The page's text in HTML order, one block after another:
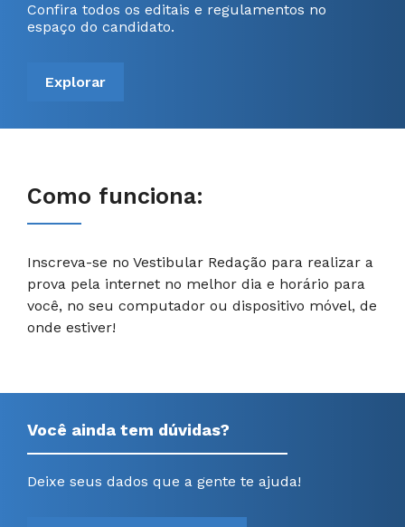
Confira todos os editais e regulamentos no
espaço do candidato.
Explorar
Como funciona:
Inscreva-se no Vestibular Redação para realizar a
prova pela internet no melhor dia e horário para
você, no seu computador ou dispositivo móvel, de
onde estiver!
Você ainda tem dúvidas?
Deixe seus dados que a gente te ajuda!